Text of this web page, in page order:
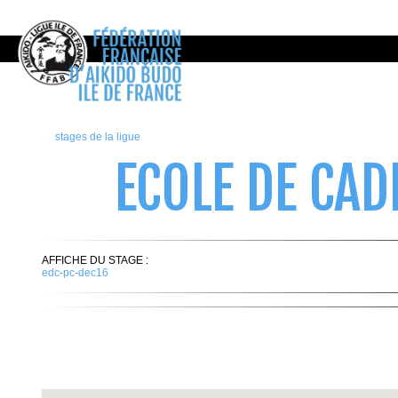
stages de la ligue
ECOLE DE
AFFICHE DU STAGE :
edc-pc-dec16